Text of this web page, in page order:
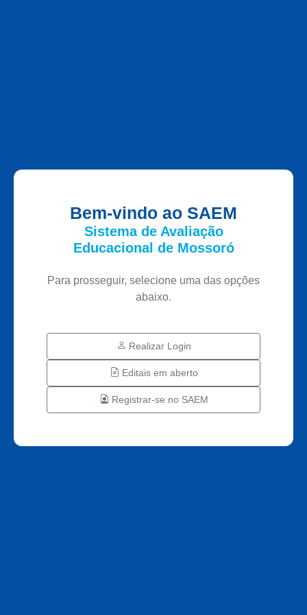
Bem-vindo ao SAEM
Sistema de Avaliação
Educacional de Mossoró
Para prosseguir, selecione uma das opções
abaixo.
Realizar Login
Editais em aberto
Registrar-se no SAEM